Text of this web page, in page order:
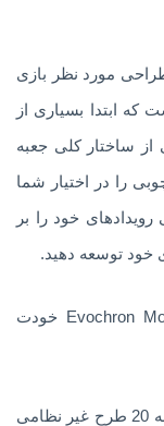
مورد نظر بازی
ابتدا بسیاری از
ساختار کلی جعبه
را در اختیار شما
خود را بر
خود توسعه دهید.
⚜ اسکین سفینه خودت رو در بازی Evochron Mobile خودت
از 30 قاب سفینه برای انتخاب و ارتقاء، از جمله 20 طرح غیر نظامی